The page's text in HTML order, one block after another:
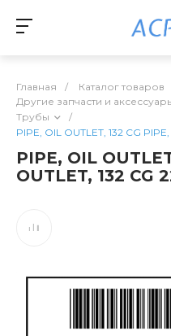
Главная / Каталог товаров
Другие запчасти и
Трубы
/
PIPE, OIL OUTLET, 132 CG
PIPE, OIL
OUTLET, 132 CG